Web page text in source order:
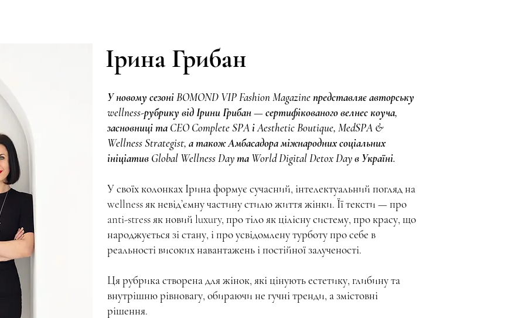
Ірина Грибан
У новому сезоні BOMOND VIP Fashion Magazine представляє авторську
wellness-рубрику від Ірини Грибан — сертифікованого велнес коуча,
засновниці та CEO Complete SPA і Aesthetic Boutique, MedSPA &
Wellness Strategist, а також Амбасадора міжнародних соціальних
ініціатив Global Wellness Day та World Digital Detox Day в Україні.
У своїх колонках Ірина формує сучасний, інтелектуальний погляд на
wellness як невід’ємну частину стилю життя жінки. Її тексти — про
anti-stress як новий luxury, про тіло як цілісну систему, про красу, що
народжується зі стану, і про усвідомлену турботу про себе в
реальності високих навантажень і постійної залученості.
Ця рубрика створена для жінок, які цінують естетику, глибину та
внутрішню рівновагу, обираючи не гучні тренди, а змістовні
рішення.